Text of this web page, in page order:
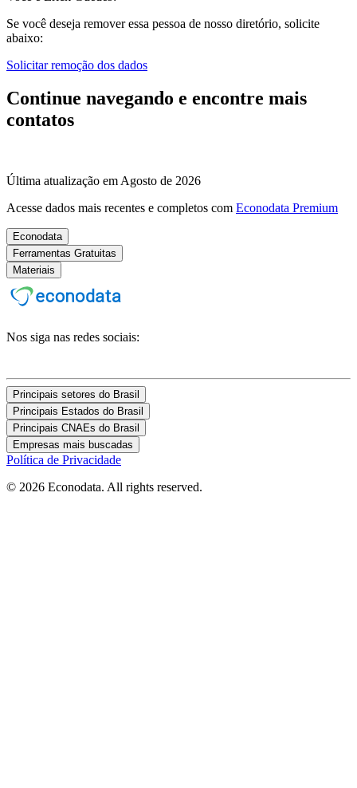
Se você deseja remover essa pessoa de nosso diretório, solicite
abaixo:
Solicitar remoção dos dados
Continue navegando e encontre mais
contatos
Última atualização em Agosto de 2026
Acesse dados mais recentes e completos com Econodata Premium
Econodata
Ferramentas Gratuitas
Materiais
Nos siga nas redes sociais:
Principais setores do Brasil
Principais Estados do Brasil
Principais CNAEs do Brasil
Empresas mais buscadas
Política de Privacidade
© 2026 Econodata. All rights reserved.